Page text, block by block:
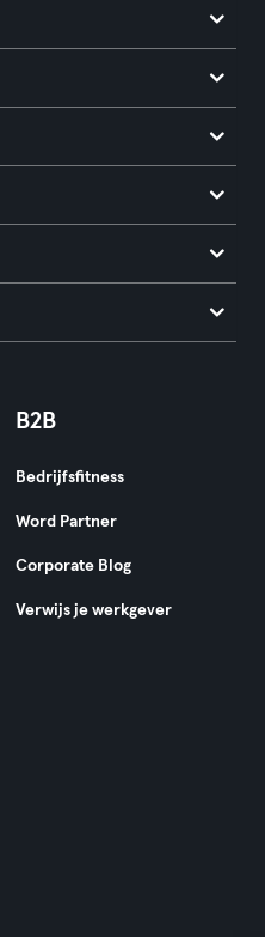
B2B
Bedrijfsfitness
Word Partner
Corporate Blog
Verwijs je werkgever